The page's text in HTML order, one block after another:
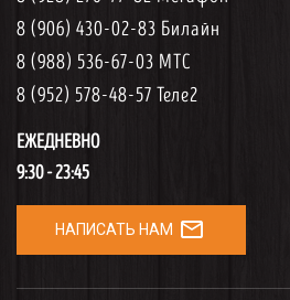
8 (906) 430-02-83 Билайн
8 (988) 536-67-03 МТС
8 (952) 578-48-57 Теле2
ЕЖЕДНЕВНО
9:30 - 23:45
НАПИСАТЬ НАМ mail_outline